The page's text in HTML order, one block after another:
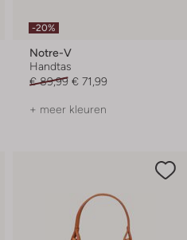
-20%
Notre-V
Handtas
€ 89,99 € 71,99
+ meer kleuren